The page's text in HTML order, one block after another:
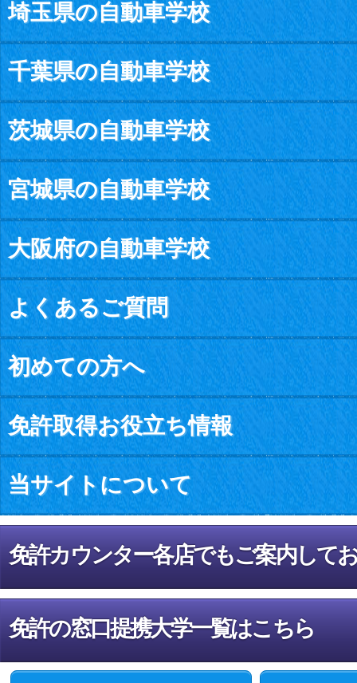
埼玉県の自動車学校
千葉県の自動車学校
茨城県の自動車学校
宮城県の自動車学校
大阪府の自動車学校
よくあるご質問
初めての方へ
免許取得お役立ち情報
当サイトについて
免許カウンター各店でもご案内して
免許の窓口提携大学一覧はこちら